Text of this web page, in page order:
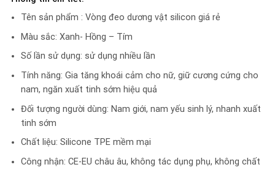
Tên sản phẩm : Vòng đeo dương vật silicon giá rẻ
Màu sắc: Xanh- Hồng – Tím
Số lần sử dụng: sử dụng nhiều lần
Tính năng: Gia tăng khoái cảm cho nữ, giữ cương cứng cho
nam, ngăn xuất tinh sớm hiệu quả
Đối tượng người dùng: Nam giới, nam yếu sinh lý, nhanh xuất
tinh sớm
Chất liệu: Silicone TPE mềm mại
Công nhận: CE-EU châu âu, không tác dụng phụ, không chất